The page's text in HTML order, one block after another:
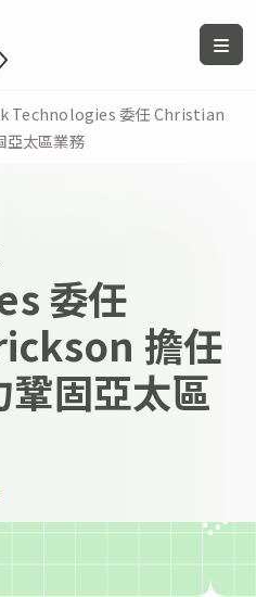
Technologies 委任 Christian
亞太區業務
委任
擔任
固亞太區